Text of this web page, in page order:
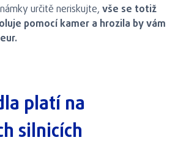
určitě neriskujte, vše se totiž
pomocí kamer a hrozila by vám
platí na
silnicích